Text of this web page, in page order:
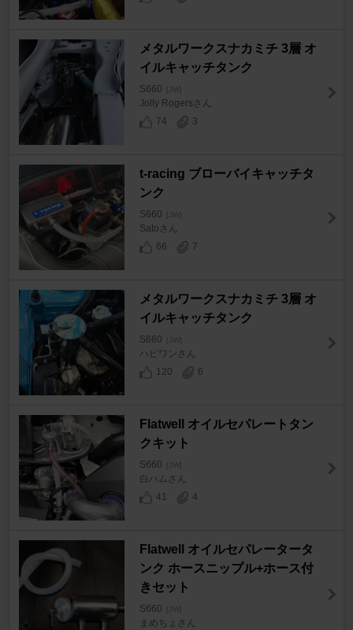
メタルワークスナカミチ 3層 オ
イルキャッチタンク
S660 [JW]
Jolly Rogersさん
74
3
t-racing ブローバイキャッチタ
ンク
S660 [JW]
Satoさん
66
7
メタルワークスナカミチ 3層 オ
イルキャッチタンク
S660 [JW]
ハピワンさん
120
6
Flatwell オイルセパレートタン
クキット
S660 [JW]
白ハムさん
41
4
Flatwell オイルセパレータータ
ンク ホースニップル+ホース付
きセット
S660 [JW]
まめちょさん